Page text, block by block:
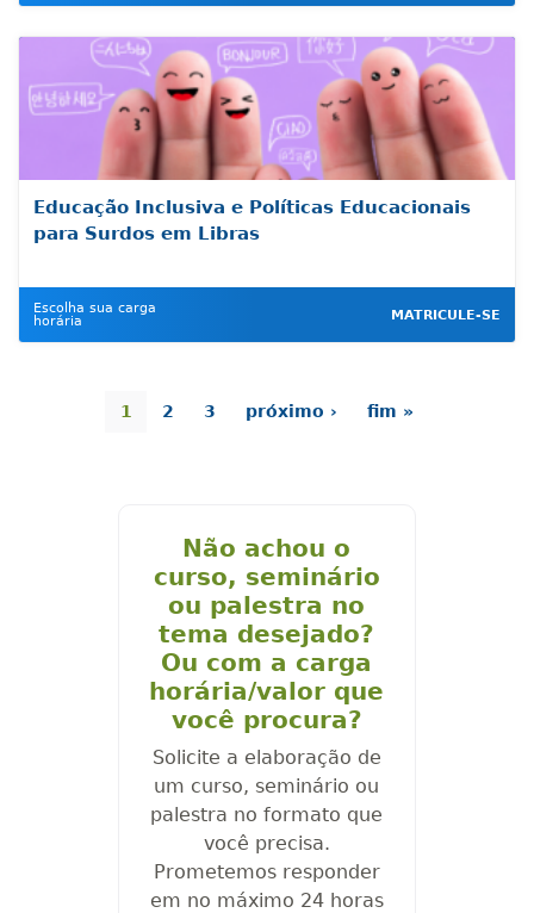
Educação Inclusiva e Políticas Educacionais
para Surdos em Libras
Escolha sua carga
horária
MATRICULE-SE
1 2 3 próximo › fim »
Não achou o
curso, seminário
ou palestra no
tema desejado?
Ou com a carga
horária/valor que
você procura?
Solicite a elaboração de
um curso, seminário ou
palestra no formato que
você precisa.
Prometemos responder
em no máximo 24 horas